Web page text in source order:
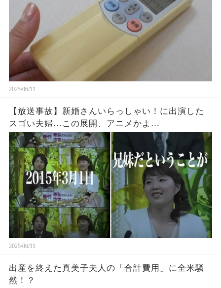
2025/06/11
【放送事故】新婚さんいらっしゃい！に出演した
スゴい夫婦…この展開、アニメかよ…
2025/06/11
出産を終えた真美子夫人の「合計費用」に全米騒
然！？